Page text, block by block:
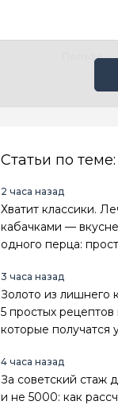
Польза
Статьи по теме:
2 часа назад
Хватит классики.
кабачками —
одного перца:
3 часа назад
Золото из лишнего
5 простых рецептов
которые получатся
4 часа назад
За советский стаж
и не 5000: как